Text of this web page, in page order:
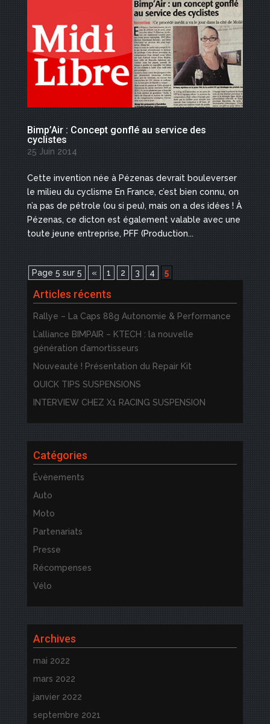
Bimp’Air : Concept gonflé au service des
cyclistes
25 Juin 2014
Cette invention née à Pézenas devrait bouleverser
le milieu du cyclisme En France, c’est bien connu, on
n’a pas de pétrole (ou si peu), mais on a des idées ! À
Pézenas, ce dicton est également valable avec une
toute jeune entreprise, PFF (Production...
Page 5 sur 5 « 1 2 3 4 5
Articles récents
Rallye – La Caps 88g Autonomie & Performance
L’alliance BIMPAIR – KTECH : la nouvelle
génération d’amortisseurs
Nouveauté ! Présentation du Repair Kit
QUICK TIPS SUSPENSIONS
INTERVIEW CHEZ X1 RACING SUSPENSION
Catégories
Évènements
Auto
Moto
Partenariats
Presse
Récompenses
Vélo
Archives
mai 2022
mars 2022
janvier 2022
septembre 2021